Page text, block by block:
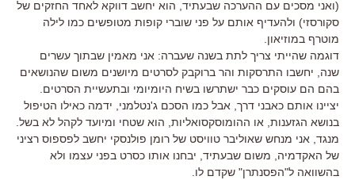
(ואני מסכים עם ההערכה שבעתיד, הוא יחשב דווקא לאחד החזקים של
סקורסזי) ולהעדיף אותם על פני שוברי קופות מטופשים כמו לילה
מוטרף במוזיאון.
דוגמה שהייתי צריך לתת בשנה שעברה: אני מאמין שבתוך עשרים
שנה, יחשבו התרסקות והר ברוקבק לסרטים מיושנים משום שהנושאים
בהם הם עוסקים כבר ישתרשו בשיח היומיומי ובתעשיית הסרטים.
יציינו אותם כאבני דרך, אבל כמו הסכם ג'נטלמני, ידמה כאילו הטיפול
בנושא הגזענות, או ההומוסקסואליות, הוא שטחי ומיועד לקהל לא בשל.
מנגד, אני מנחש שאוליבר טוויסט של רומן פולנסקי יחשב לפספוס רציני
של האקדמיה, משום שבעתיד, יבחנו אותו כסרט בפני עצמו ולא
בהשוואה ל"הפסנתרן" שקדם לו.